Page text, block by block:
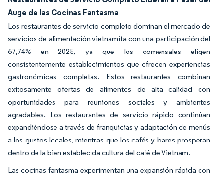
Auge de las Cocinas Fantasma
Los restaurantes de servicio completo dominan el mercado de
servicios de alimentación vietnamita con una participación del
67,74% en 2025, ya que los comensales eligen
consistentemente establecimientos que ofrecen experiencias
gastronómicas completas. Estos restaurantes combinan
exitosamente ofertas de alimentos de alta calidad con
oportunidades para reuniones sociales y ambientes
agradables. Los restaurantes de servicio rápido continúan
expandiéndose a través de franquicias y adaptación de menús
a los gustos locales, mientras que los cafés y bares prosperan
dentro de la bien establecida cultura del café de Vietnam.
Las cocinas fantasma experimentan una expansión rápida con